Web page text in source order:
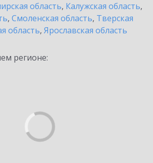
область, Калужская область,
, Смоленская область, Тверская
область, Ярославская область
регионе: